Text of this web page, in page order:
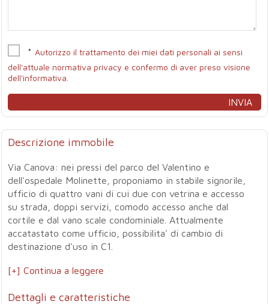
*Autorizzo il trattamento dei miei dati personali ai sensi
dell'attuale normativa privacy e confermo di aver preso visione
dell'informativa.
Descrizione immobile
Via Canova: nei pressi del parco del Valentino e
dell'ospedale Molinette, proponiamo in stabile signorile,
ufficio di quattro vani di cui due con vetrina e accesso
su strada, doppi servizi, comodo accesso anche dal
cortile e dal vano scale condominiale. Attualmente
accatastato come ufficio, possibilita' di cambio di
destinazione d'uso in C1.
[+] Continua a leggere
Dettagli e caratteristiche